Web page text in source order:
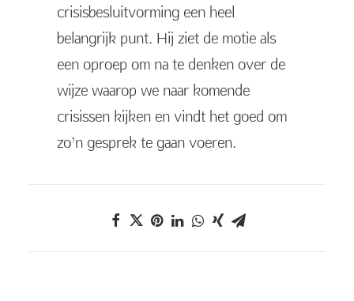
crisisbesluitvorming een heel
belangrijk punt. Hij ziet de motie als
een oproep om na te denken over de
wijze waarop we naar komende
crisissen kijken en vindt het goed om
zo’n gesprek te gaan voeren.